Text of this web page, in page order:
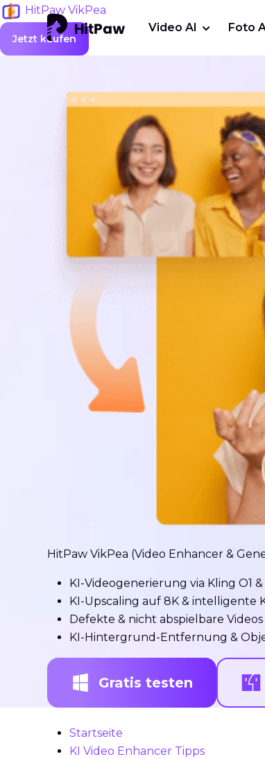
Video AI Foto
HitPaw VikPea
Jetzt kaufen
HitPaw VikPea (Video Enhancer &
KI-Videogenerierung via Kling O1 &
KI-Upscaling auf 8K & intelligente
Defekte & nicht abspielbare
KI-Hintergrund-Entfernung &
Gratis testen
Startseite
KI Video Enhancer Tipps